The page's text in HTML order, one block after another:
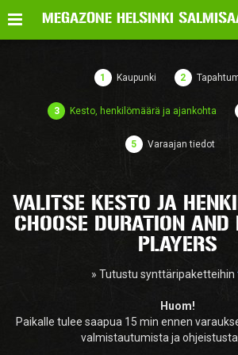
Valikko
MEGAZONE HELSINKI
1 Kaupunki 2
3 Kesto, henkilömäärä ja ajankohta
5 Varaajan tiedot
VALITSE KESTO JA
CHOOSE DURATION AND
PLAYERS
» Tutustu synttäripaketteihin
Huom!
Paikalle tulee saapua 15 min ennen
valmistautumista ja ohjeistusta